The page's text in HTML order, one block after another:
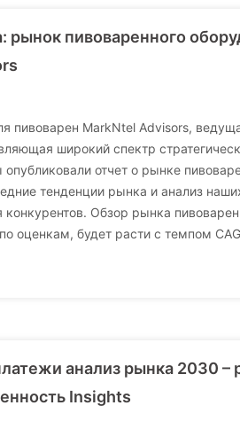
пивоваренного
пивоварен MarkNtel Advisors,
широкий спектр
отчет о рынке
тенденции рынка и анализ
Обзор рынка
оценкам, будет расти с темпом
анализ рынка 2030 –
Insights